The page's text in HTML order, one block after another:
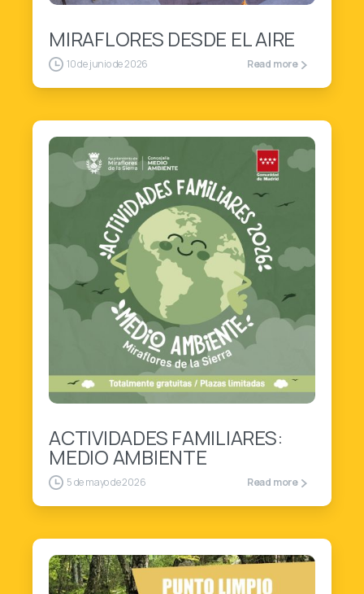
MIRAFLORES DESDE EL AIRE
10 de junio de 2026 Read more
ACTIVIDADES FAMILIARES:
MEDIO AMBIENTE
5 de mayo de 2026 Read more